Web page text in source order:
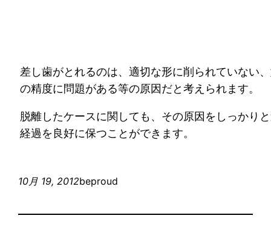
差し歯がとれるのは、適切な形に削られていない
の精度に問題がある等の原因だと考えられます。
脱離したケースに関しても、その原因をしっかり
経過を良好に保つことができます。
10月 19, 2012beproud